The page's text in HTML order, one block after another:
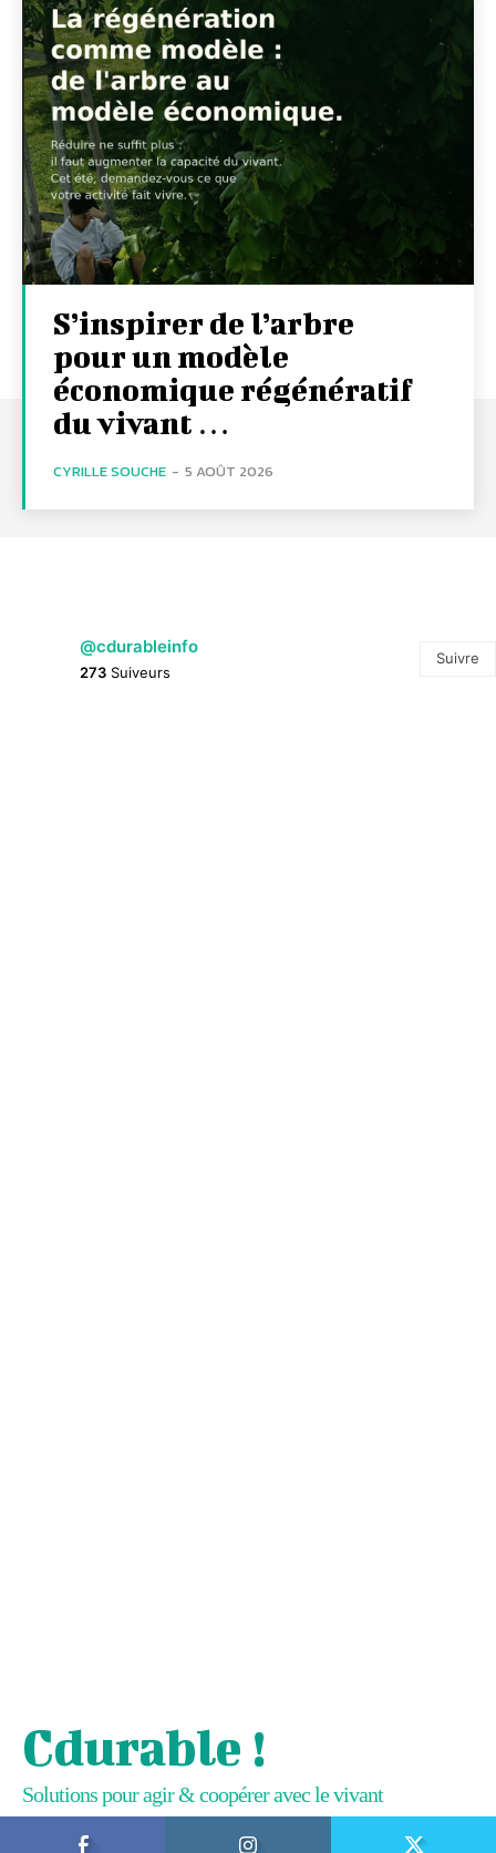
S’inspirer de l’arbre
pour un modèle
économique régénératif
du vivant …
CYRILLE SOUCHE - 5 AOÛT 2026
@cdurableinfo
273 Suiveurs
Suivre
Cdurable !
Solutions pour agir & coopérer avec le vivant